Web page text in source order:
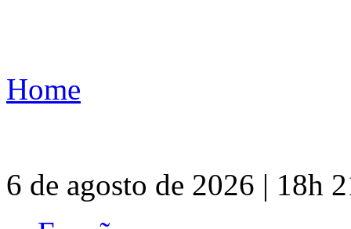
Home
6 de agosto de 2026 | 18h